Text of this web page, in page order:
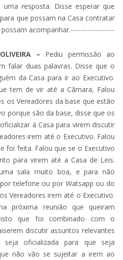
resposta. Disse esperar que
que possam na Casa contratar
acompanhar.------------------
– Pediu permissão ao
falar duas palavras. Disse que o
da Casa para ir ao Executivo.
tem de vir até a Câmara, Falou
os Vereadores da base que estão
porque são da base, disse que os
à Casa para virem discutir
irem até o Executivo. Falou
foi feita. Falou que se o Executivo
para virem até a Casa de Leis.
sala muito boa, e para não
telefone ou por Watsapp ou do
Vereadores irem até o Executivo.
próxima reunião que queiram
que foi combinado com o
discutir assuntos relevantes
seja oficializada para que seja
não vão se sujeitar a irem ao